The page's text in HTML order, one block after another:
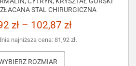
STAL CHIRURGICZNA
zł – 102,87 zł
najniższa cena:81,92 zł.
ROZMIAR